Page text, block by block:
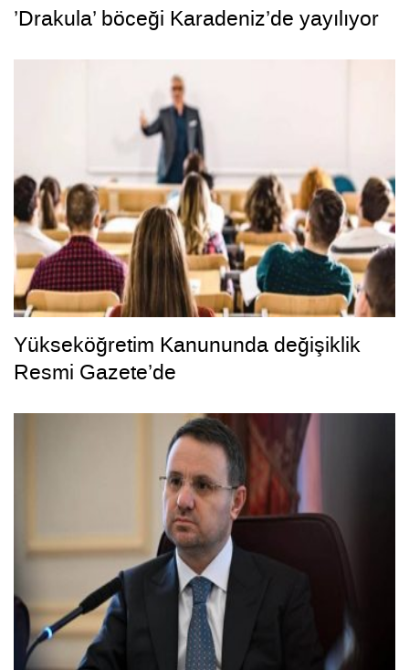
’Drakula’ böceği Karadeniz’de yayılıyor
Yükseköğretim Kanununda değişiklik
Resmi Gazete’de